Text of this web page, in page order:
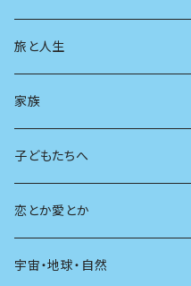
スポーツ
AIと社会
広告
アニメ
日本の芸能
その他
健康
日常生活
学ぶ楽しみ
過去
現在
未来
旅と人生
旅
人生
家族
子どもたちへ
教育
友達
恋とか愛とか
宇宙・地球・自然